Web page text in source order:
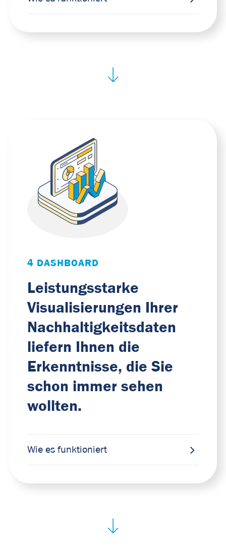
4 DASHBOARD
Leistungsstarke
Visualisierungen Ihrer
Nachhaltigkeitsdaten
liefern Ihnen die
Erkenntnisse, die Sie
schon immer sehen
wollten.
Wie es funktioniert